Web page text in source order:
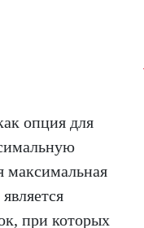
опция для
максимальная
при которых